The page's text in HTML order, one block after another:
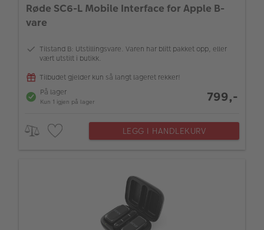
Røde SC6-L Mobile Interface for Apple B-
vare
Tilstand B: Utstillingsvare. Varen har blitt pakket opp, eller
vært utstilt i butikk.
Tilbudet gjelder kun så langt lageret rekker!
På lager
Kun 1 igjen på lager 799,-
LEGG I HANDLEKURV